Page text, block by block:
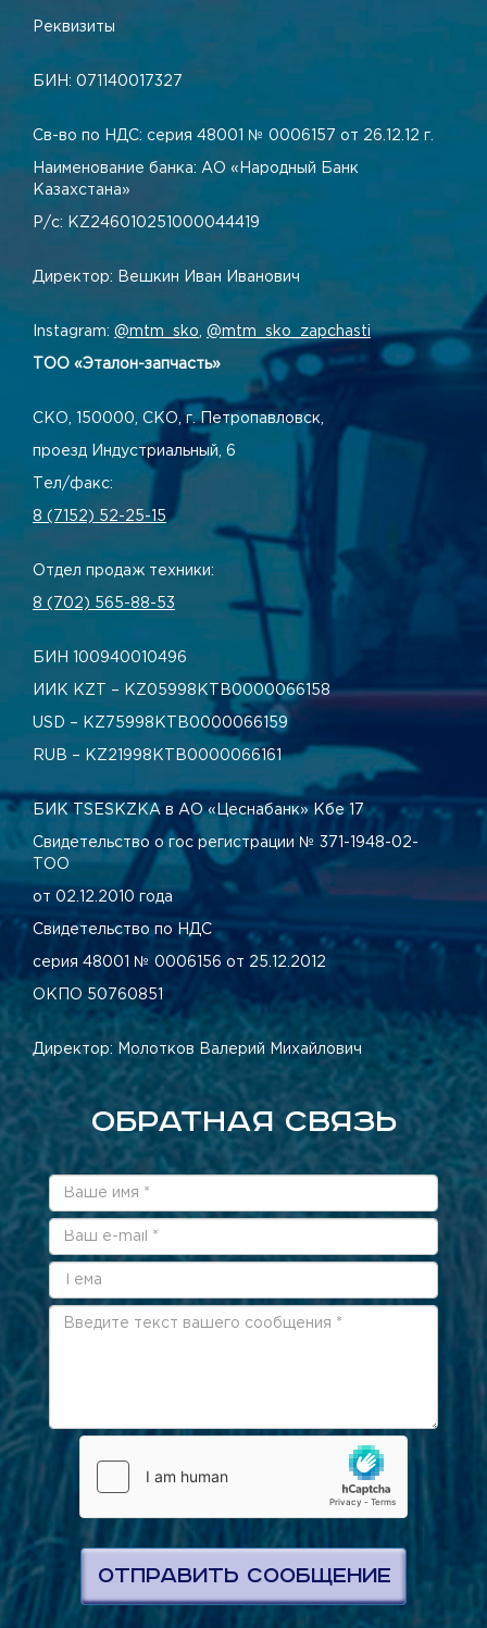
Реквизиты
БИН: 071140017327
Св-во по НДС: серия 48001 № 0006157 от 26.12.12 г.
Наименование банка: АО «Народный Банк
Казахстана»
Р/с: KZ246010251000044419
Директор: Вешкин Иван Иванович
Instagram: @mtm_sko @mtm_sko_zapchasti
ТОО «Эталон-запчасть»
СКО, 150000, СКО, г. Петропавловск,
проезд Индустриальный, 6
Тел/факс:
8 (7152) 52-25-15
Отдел продаж техники:
8 (702) 565-88-53
БИН 100940010496
ИИК KZT – KZ05998КТВ0000066158
USD – KZ75998КТВ0000066159
RUB – KZ21998КТВ0000066161
БИК TSESKZKA в АО «Цеснабанк» Кбе 17
Свидетельство о гос регистрации № 371-1948-02-
ТОО
от 02.12.2010 года
Свидетельство по НДС
серия 48001 № 0006156 от 25.12.2012
ОКПО 50760851
Директор: Молотков Валерий Михайлович
ОБРАТНАЯ СВЯЗЬ